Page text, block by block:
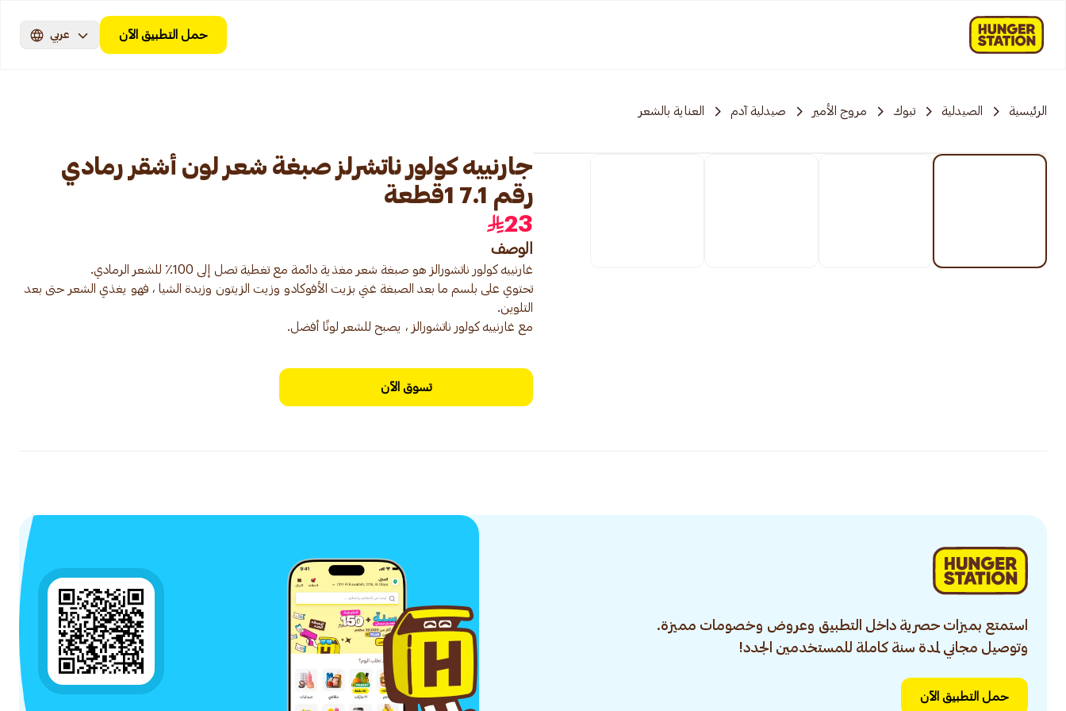
حمل التطبيق الآن عربي
الرئيسية الصيدلية تبوك مروج الأمير صيدلية آدم العناية بالشعر
جارنييه كولور ناتشرلز صبغة شعر لون أشقر رمادي
رقم 7.1 1قطعة
23
الوصف
تحتوي على بلسم ما بعد الصبغة غني بزيت الأفوكادو وزيت الزيتون وزبدة الشيا ، فهو يغذي الشعر حتى بعد
مع غارنييه كولور ناتشورالز ، يصبح للشعر لونًا أفضل.
تسوق الآن
استمتع بميزات حصرية داخل التطبيق وعروض وخصومات مميزة.
وتوصيل مجاني لمدة سنة كاملة للمستخدمين الجدد!
حمل التطبيق الآن